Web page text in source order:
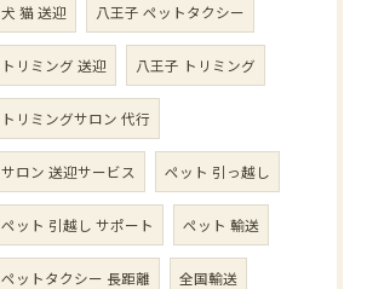
犬 猫 送迎 八王子 ペットタクシー
トリミング 送迎 八王子 トリミング
トリミングサロン 代行
サロン 送迎サービス ペット 引っ越し
ペット 引越し サポート ペット 輸送
ペットタクシー 長距離 全国輸送